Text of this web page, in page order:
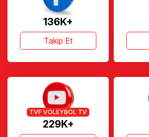
136K+
Takip Et
229K+
TVF VOLEYBOL TV